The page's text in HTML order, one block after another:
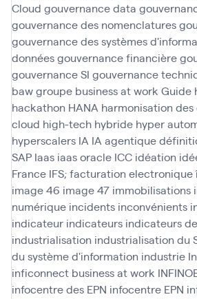
Cloud gouvernance data
gouvernance des nomenclatures
gouvernance des systèmes
donnéesgouvernance financière
gouvernance SI gouvernance
bawgroupe business at work Guide
hackathon HANA harmonisation des
cloud high-tech hybride hyper
hyperscalers IA IA agentique
SAP Iaas iaas oracle ICC idéation
France IFS; facturation electronique
image 46 image 47 immobilisations
numérique incidents inconvénients
indicateur indicateurs indicateurs
industrialisation industrialisation du
du système d'information industrie
inficonnect business at work
infocentre des EPN infocentre EPN